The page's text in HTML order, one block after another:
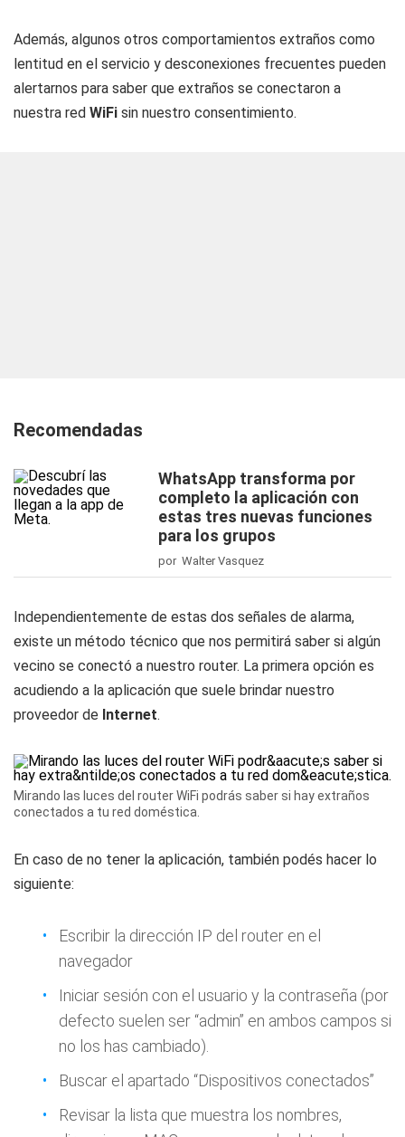
Además, algunos otros comportamientos extraños como
lentitud en el servicio y desconexiones frecuentes pueden
alertarnos para saber que extraños se conectaron a
nuestra red WiFi sin nuestro consentimiento.
Recomendadas
WhatsApp transforma por
completo la aplicación con
estas tres nuevas funciones
para los grupos
por Walter Vasquez
Independientemente de estas dos señales de alarma,
existe un método técnico que nos permitirá saber si algún
vecino se conectó a nuestro router. La primera opción es
acudiendo a la aplicación que suele brindar nuestro
proveedor de Internet.
Mirando las luces del router WiFi podrás saber si hay extraños
conectados a tu red doméstica.
En caso de no tener la aplicación, también podés hacer lo
siguiente:
Escribir la dirección IP del router en el
navegador
Iniciar sesión con el usuario y la contraseña (por
defecto suelen ser “admin” en ambos campos si
no los has cambiado).
Buscar el apartado “Dispositivos conectados”
Revisar la lista que muestra los nombres,